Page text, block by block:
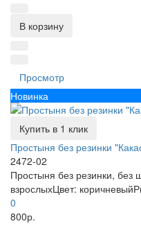
В корзину
Просмотр
Новинка
Купить в 1 клик
Простыня без резинки
2472-02
Простыня без резинки, без
взрослыхЦвет:
0
800р.